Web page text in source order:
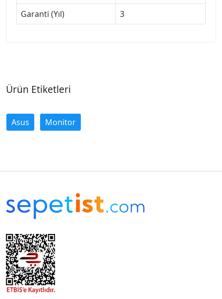
Garanti (Yıl)
3
Ürün Etiketleri
Asus Monitor